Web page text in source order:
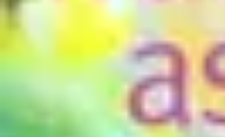
Astuces Rubik Cube
Techniques de Speedcubing
Astuces Rubik Cube